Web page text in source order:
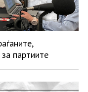
партиите